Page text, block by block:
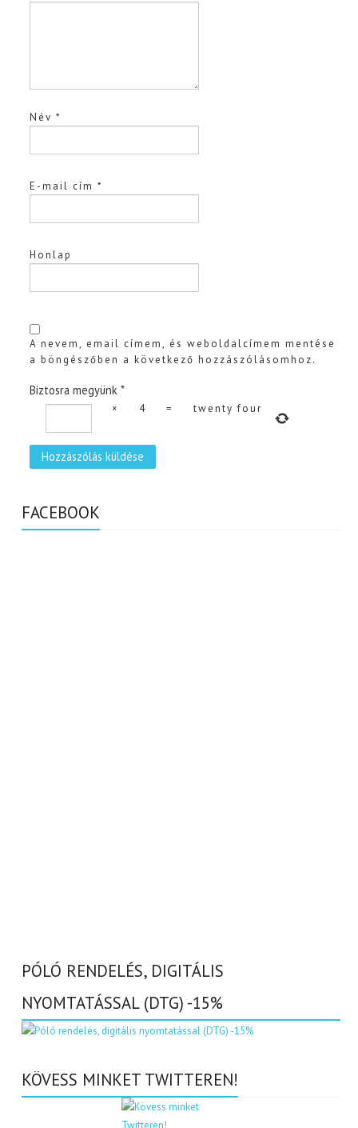
Név*
E-mail cím*
Honlap
A nevem, email címem, és weboldalcímem mentése
a böngészőben a következő hozzászólásomhoz.
Biztosra megyünk *
× 4 = twenty four
FACEBOOK
PÓLÓ RENDELÉS, DIGITÁLIS
NYOMTATÁSSAL (DTG) -15%
KÖVESS MINKET TWITTEREN!